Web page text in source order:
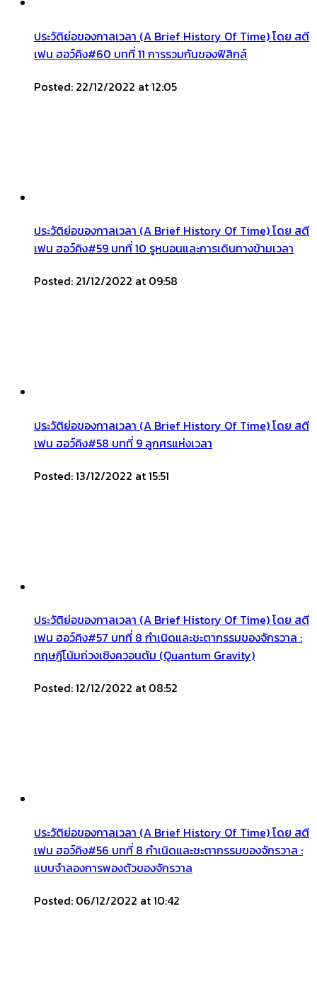
ประวัติย่อของกาลเวลา (A Brief History Of Time) โดย สตี
เฟน ฮอว์คิง#60 บทที่ 11 การรวมกันของฟิสิกส์
Posted: 22/12/2022 at 12:05
ประวัติย่อของกาลเวลา (A Brief History Of Time) โดย สตี
เฟน ฮอว์คิง#59 บทที่ 10 รูหนอนและการเดินทางข้ามเวลา
Posted: 21/12/2022 at 09:58
ประวัติย่อของกาลเวลา (A Brief History Of Time) โดย สตี
เฟน ฮอว์คิง#58 บทที่ 9 ลูกศรแห่งเวลา
Posted: 13/12/2022 at 15:51
ประวัติย่อของกาลเวลา (A Brief History Of Time) โดย สตี
เฟน ฮอว์คิง#57 บทที่ 8 กำเนิดและชะตากรรมของจักรวาล :
ทฤษฎีโน้มถ่วงเชิงควอนตัม (Quantum Gravity)
Posted: 12/12/2022 at 08:52
ประวัติย่อของกาลเวลา (A Brief History Of Time) โดย สตี
เฟน ฮอว์คิง#56 บทที่ 8 กำเนิดและชะตากรรมของจักรวาล :
แบบจำลองการพองตัวของจักรวาล
Posted: 06/12/2022 at 10:42